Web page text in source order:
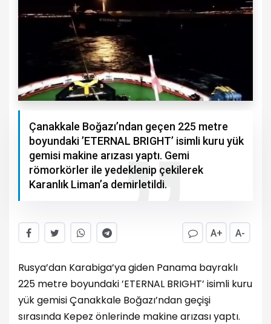
Çanakkale Boğazı’ndan geçen 225 metre
boyundaki ’ETERNAL BRIGHT’ isimli kuru yük
gemisi makine arızası yaptı. Gemi
römorkörler ile yedeklenip çekilerek
Karanlık Liman’a demirletildi.
A+ A-
Rusya’dan Karabiga’ya giden Panama bayraklı
225 metre boyundaki ’ETERNAL BRIGHT’ isimli kuru
yük gemisi Çanakkale Boğazı’ndan geçişi
sırasında Kepez önlerinde makine arızası yaptı.